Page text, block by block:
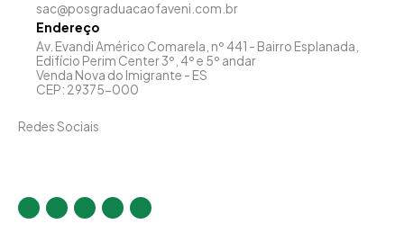
sac@posgraduacaofaveni.com.br
Endereço
Av. Evandi Américo Comarela, nº 441 - Bairro Esplanada,
Edifício Perim Center 3º, 4º e 5º andar
Venda Nova do Imigrante - ES
CEP: 29375-000
Redes Sociais
I
s
F
c
T
w
i
Y
u
L
n